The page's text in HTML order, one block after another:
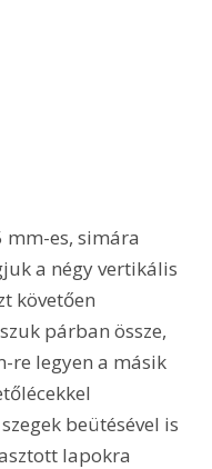
mm-es, simára
a négy vertikális
követően
párban össze,
re legyen a másik
beütésével is
lapokra